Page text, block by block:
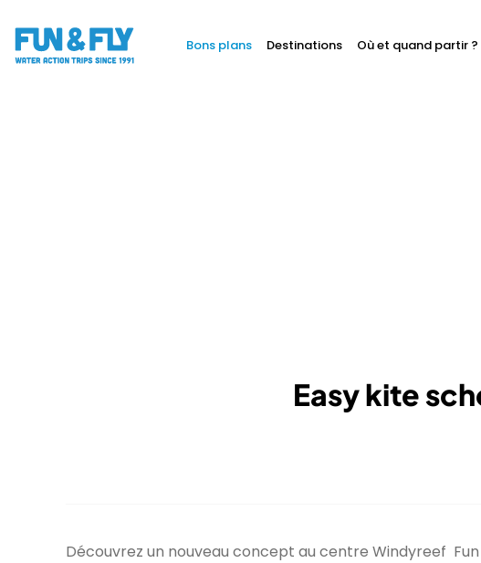
Bons plans Destinations Où et quand partir ?
Easy kite
Découvrez un nouveau concept au centre Windyreef